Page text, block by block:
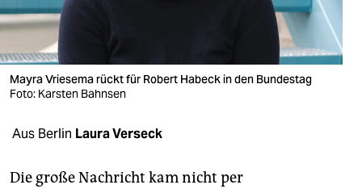
verlag
veranstaltungen
shop
fragen & hilfe
unterstützen
abo
Mayra Vriesema rückt für Robert Habeck in den Bundestag
Foto: Karsten Bahnsen
Aus Berlin Laura Verseck
Die große Nachricht kam nicht per